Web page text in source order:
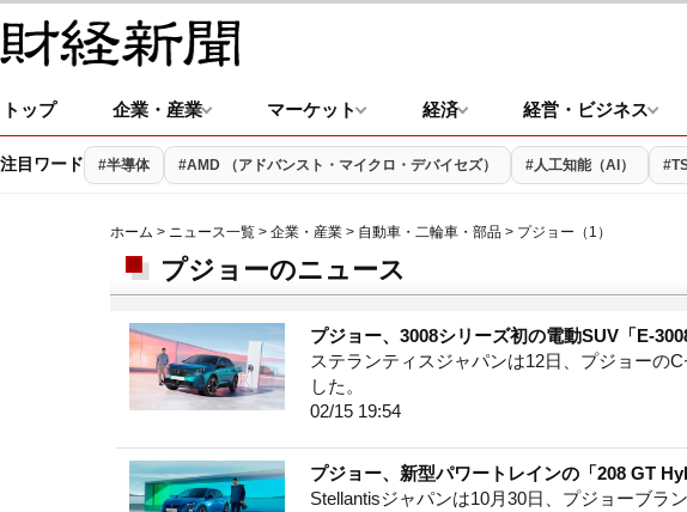
トップ 企業・産業 マーケット 経済 経営・ビジネス
注目ワード #半導体 #AMD （アドバンスト・マイクロ・デバイセズ） #人工知能（AI）
ホーム > ニュース一覧 > 企業・産業 > 自動車・二輪車・部品 > プジョー（1）
プジョーのニュース
プジョー、3008シリーズ初の電動SUV「E-
ステランティスジャパンは12日、プジョーの
した。
02/15 19:54
プジョー、新型パワートレインの「208 GT
Stellantisジャパンは10月30日、プジョーブラ